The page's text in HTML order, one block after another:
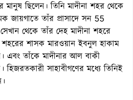
ছিলেন। তিনি মাদীনা শহর থেকে
জায়গাতে তাঁর প্রাসাদে সন 55
থেকে তাঁর দেহ মাদীনা শহরে
শাসক মারওয়ান ইবনুল হাকাম
এবং তাঁকে মাদীনার আল বাকী
হিজরতকারী সাহাবীগণের মধ্যে তিনিই